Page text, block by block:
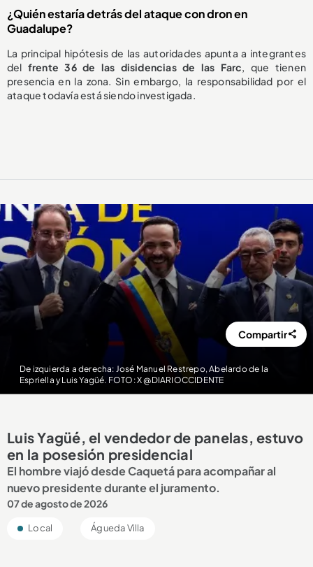
¿Quién estaría detrás del ataque con dron en
Guadalupe?
La principal hipótesis de las autoridades apunta a integrantes
del frente 36 de las disidencias de las Farc, que tienen
presencia en la zona. Sin embargo, la responsabilidad por el
ataque todavía está siendo investigada.
De izquierda a derecha: José Manuel Restrepo, Abelardo de la
Espriella y Luis Yagüé. FOTO: X @DIARIOCCIDENTE
Compartir
Luis Yagüé, el vendedor de panelas, estuvo
en la posesión presidencial
El hombre viajó desde Caquetá para acompañar al
nuevo presidente durante el juramento.
07 de agosto de 2026
Local Águeda Villa